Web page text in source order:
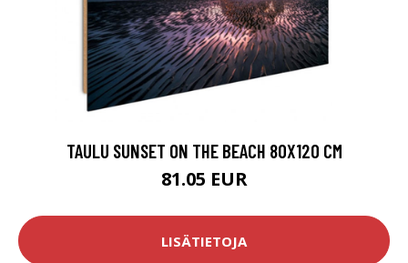
TAULU SUNSET ON THE BEACH 80X120 CM
81.05 EUR
LISÄTIETOJA